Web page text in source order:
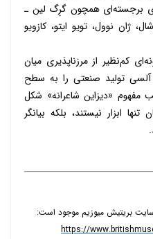
برجسته‌ای همچون گرِگ لین ـ
ژان نوول، تویو ایتو، کازویو
کم‌نظیر از مرزناپذیری میان
آلسی تولید صنعتی را به سطح
مفهوم «دیزاین شاعرانه» شکل
ابزار نیستند، بلکه بیانگر
بریتیش میوزیم موجود است:
https://